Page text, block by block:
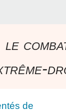
le